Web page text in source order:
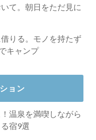
て。朝日をただ見に
りる。モノを持たず
キャンプ
ョン
温泉を満喫しながら
宿9選